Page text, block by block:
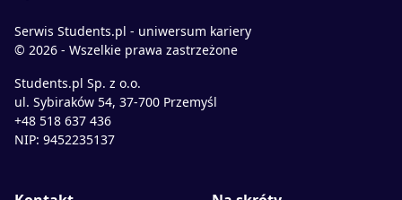
Serwis Students.pl - uniwersum kariery
© 2026 - Wszelkie prawa zastrzeżone
Students.pl Sp. z o.o.
ul. Sybiraków 54, 37-700 Przemyśl
+48 518 637 436
NIP: 9452235137